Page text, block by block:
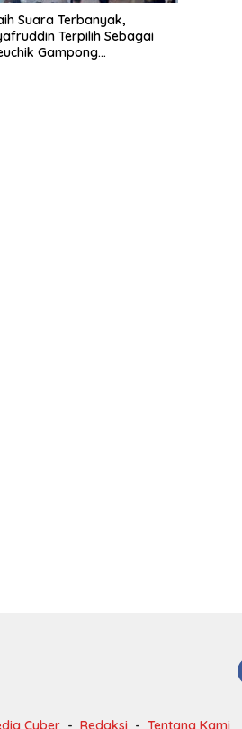
Suara Terbanyak,
Terpilih Sebagai
Gampong